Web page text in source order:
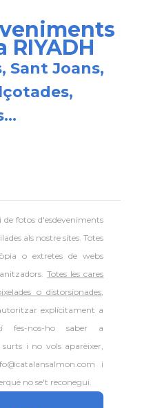
RIYADH
Sant Joans,
defotos d'esdeveniments
als nostre sites. Totes
o extretes de webs
Totes les cares
o distorsionades,
explícitament a
fes-nos-ho saber a
i no vols aparèixer,
i
no se't reconegui.